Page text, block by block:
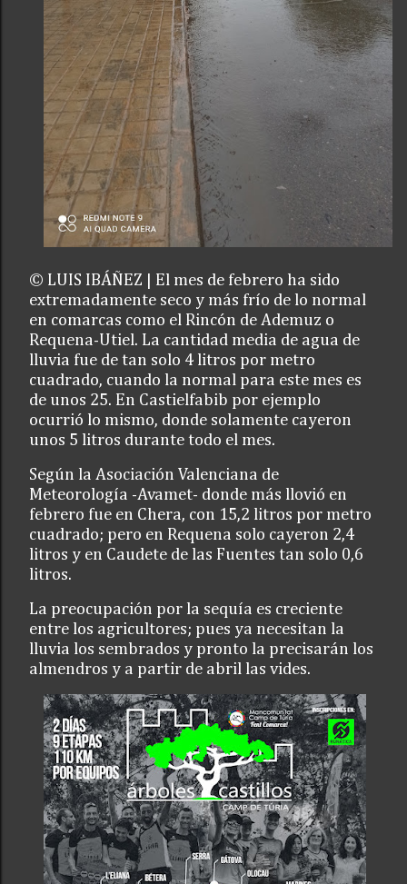
© LUIS IBÁÑEZ | El mes de febrero ha sido
extremadamente seco y más frío de lo normal
en comarcas como el Rincón de Ademuz o
Requena-Utiel. La cantidad media de agua de
lluvia fue de tan solo 4 litros por metro
cuadrado, cuando la normal para este mes es
de unos 25. En Castielfabib por ejemplo
ocurrió lo mismo, donde solamente cayeron
unos 5 litros durante todo el mes.
Según la Asociación Valenciana de
Meteorología -Avamet- donde más llovió en
febrero fue en Chera, con 15,2 litros por metro
cuadrado; pero en Requena solo cayeron 2,4
litros y en Caudete de las Fuentes tan solo 0,6
litros.
La preocupación por la sequía es creciente
entre los agricultores; pues ya necesitan la
lluvia los sembrados y pronto la precisarán los
almendros y a partir de abril las vides.